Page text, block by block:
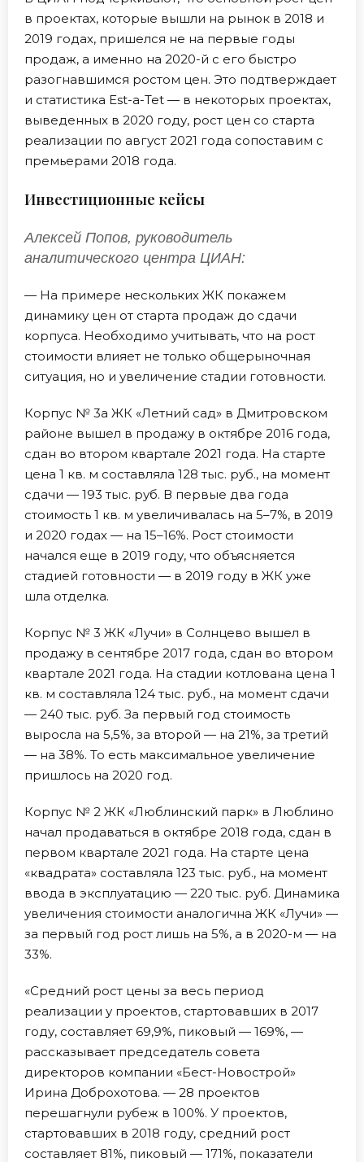
в проектах, которые вышли на рынок в 2018 и
2019 годах, пришелся не на первые годы
продаж, а именно на 2020-й с его быстро
разогнавшимся ростом цен. Это подтверждает
и статистика Est-a-Tet — в некоторых проектах,
выведенных в 2020 году, рост цен со старта
реализации по август 2021 года сопоставим с
премьерами 2018 года.
Инвестиционные кейсы
Алексей Попов, руководитель
аналитического центра ЦИАН:
— На примере нескольких ЖК покажем
динамику цен от старта продаж до сдачи
корпуса. Необходимо учитывать, что на рост
стоимости влияет не только общерыночная
ситуация, но и увеличение стадии готовности.
Корпус № 3а ЖК «Летний сад» в Дмитровском
районе вышел в продажу в октябре 2016 года,
сдан во втором квартале 2021 года. На старте
цена 1 кв. м составляла 128 тыс. руб., на момент
сдачи — 193 тыс. руб. В первые два года
стоимость 1 кв. м увеличивалась на 5–7%, в 2019
и 2020 годах — на 15–16%. Рост стоимости
начался еще в 2019 году, что объясняется
стадией готовности — в 2019 году в ЖК уже
шла отделка.
Корпус № 3 ЖК «Лучи» в Солнцево вышел в
продажу в сентябре 2017 года, сдан во втором
квартале 2021 года. На стадии котлована цена 1
кв. м составляла 124 тыс. руб., на момент сдачи
— 240 тыс. руб. За первый год стоимость
выросла на 5,5%, за второй — на 21%, за третий
— на 38%. То есть максимальное увеличение
пришлось на 2020 год.
Корпус № 2 ЖК «Люблинский парк» в Люблино
начал продаваться в октябре 2018 года, сдан в
первом квартале 2021 года. На старте цена
«квадрата» составляла 123 тыс. руб., на момент
ввода в эксплуатацию — 220 тыс. руб. Динамика
увеличения стоимости аналогична ЖК «Лучи» —
за первый год рост лишь на 5%, а в 2020-м — на
33%.
«Средний рост цены за весь период
реализации у проектов, стартовавших в 2017
году, составляет 69,9%, пиковый — 169%, —
рассказывает председатель совета
директоров компании «Бест-Новострой»
Ирина Доброхотова. — 28 проектов
перешагнули рубеж в 100%. У проектов,
стартовавших в 2018 году, средний рост
составляет 81%, пиковый — 171%, показатели